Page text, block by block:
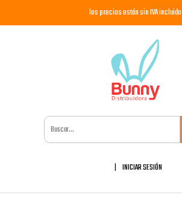
los precios están sin IVA incluido
INICIAR SESIÓN